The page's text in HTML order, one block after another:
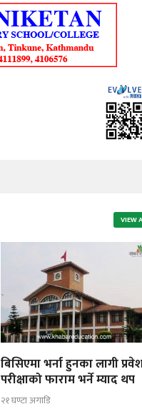
VIEW
बिसिएमा भर्ना हुनका लागी
परीक्षाको फाराम भर्ने म्याद थप
२१ घण्टा अगाडि